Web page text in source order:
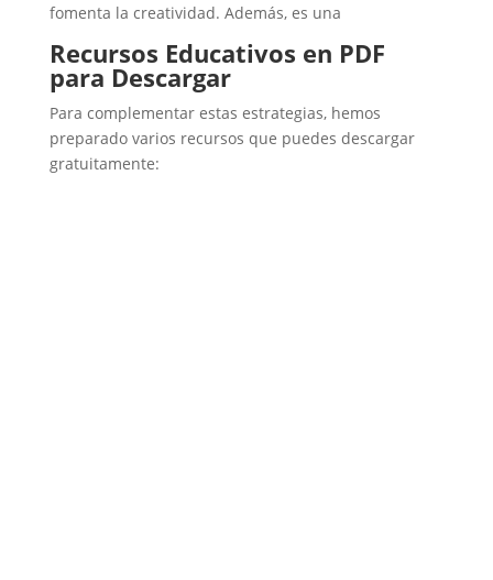
fomenta la creatividad. Además, es una
Recursos Educativos en PDF
para Descargar
Para complementar estas estrategias, hemos
preparado varios recursos que puedes descargar
gratuitamente: